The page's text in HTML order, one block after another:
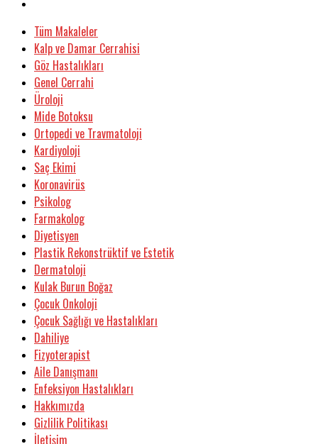
Tüm Makaleler
Kalp ve Damar Cerrahisi
Göz Hastalıkları
Genel Cerrahi
Üroloji
Mide Botoksu
Ortopedi ve Travmatoloji
Kardiyoloji
Saç Ekimi
Koronavirüs
Psikolog
Farmakolog
Diyetisyen
Plastik Rekonstrüktif ve Estetik
Dermatoloji
Kulak Burun Boğaz
Çocuk Onkoloji
Çocuk Sağlığı ve Hastalıkları
Dahiliye
Fizyoterapist
Aile Danışmanı
Enfeksiyon Hastalıkları
Hakkımızda
Gizlilik Politikası
İletişim